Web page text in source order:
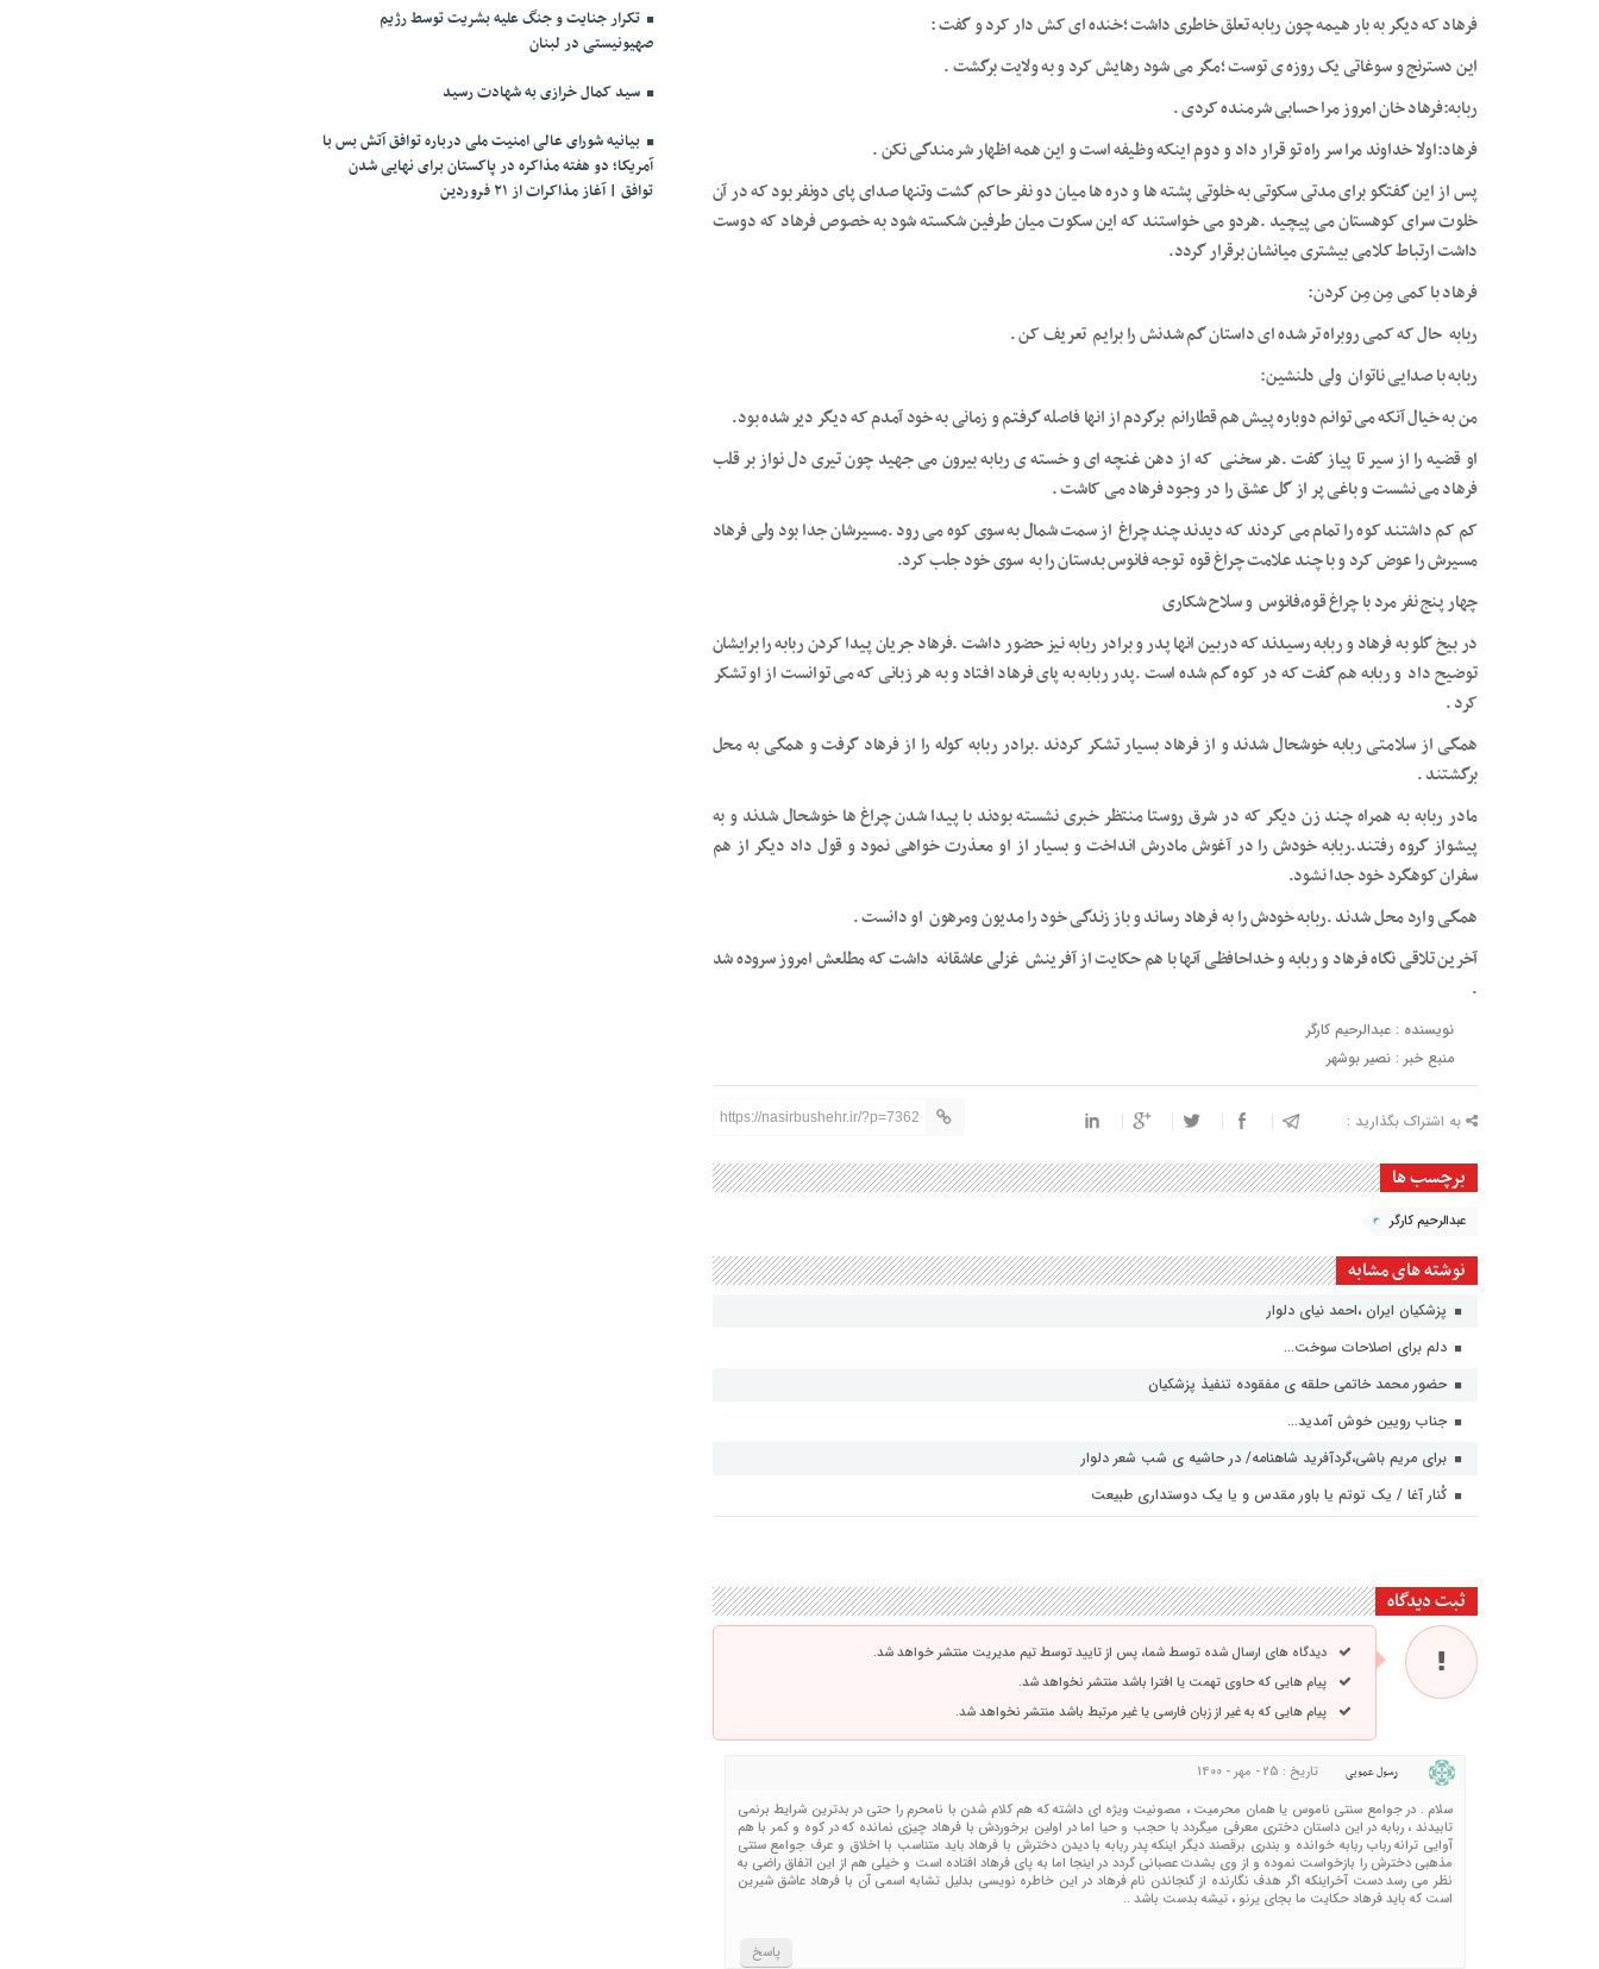
فرهاد که دیگر به بار هیمه چون ربابه تعلق خاطری داشت ؛خنده ای کش دار کرد و گفت :
این دسترنج و سوغاتی یک روزه ی توست ؛مگر می شود رهایش کرد و به ولایت برگشت .
ربابه:فرهاد خان امروز مرا حسابی شرمنده کردی .
فرهاد:اولا خداوند مرا سر راه تو قرار داد و دوم اینکه وظیفه است و این همه اظهار شرمندگی نکن .
پس از این گفتگو برای مدتی سکوتی به خلوتی پشته ها و دره ها میان دو نفر حاکم گشت وتنها صدای پای دو‌نفر بود که در آن
خلوت سرای کوهستان می پیچید .هردو می خواستند که این سکوت میان طرفین شکسته شود به خصوص فرهاد که دوست
داشت ارتباط کلامی بیشتری میانشان برقرار گردد.
فرهاد با کمی مِن مِن کردن:
ربابه حال که کمی روبراه تر شده ای داستان گم شدنش را برایم تعریف کن .
ربابه با صدایی ناتوان ولی دلنشین:
من به خیال آنکه می توانم دوباره پیش هم قطارانم برگردم از انها فاصله گرفتم و زمانی به خود آمدم که دیگر دیر شده بود.
او قضیه را از سیر تا پیاز گفت .هر سخنی که از دهن غنچه ای و خسته ی ربابه بیرون می جهید چون تیری دل نواز بر قلب
فرهاد می نشست و باغی پر از گل عشق را در وجود فرهاد می کاشت .
کم کم داشتند کوه را تمام می کردند که دیدند چند چراغ از سمت شمال به سوی کوه می رود .مسیرشان جدا بود ولی فرهاد
مسیرش را عوض کرد و با چند علامت چراغ قوه توجه فانوس بدستان را به سوی خود جلب کرد.
چهار پنج نفر مرد با چراغ قوه،فانوس و سلاح شکاری
در بیخ گلو به فرهاد و ربابه رسیدند که دربین انها پدر و برادر ربابه نیز حضور داشت .فرهاد جریان پیدا کردن ربابه را برایشان
توضیح داد و ربابه هم گفت که در کوه گم شده است .پدر ربابه به پای فرهاد افتاد و به هر زبانی که می توانست از او تشکر
کرد .
همگی از سلامتی ربابه خوشحال شدند و از فرهاد بسیار تشکر کردند .برادر ربابه کوله را از فرهاد گرفت و همگی به محل
برگشتند .
مادر ربابه به همراه چند زن دیگر که در شرق روستا منتظر خبری نشسته بودند با پیدا شدن چراغ ها خوشحال شدند و به
پیشواز گروه رفتند.ربابه خودش را در آغوش مادرش انداخت و بسیار از او معذرت خواهی نمود و قول داد دیگر از هم
سفران کوهگرد خود جدا نشود.
همگی وارد محل شدند .ربابه خودش را به فرهاد رساند و باز زندگی خود را مدیون و‌مرهون او دانست .
آخرین تلاقی نگاه فرهاد و ربابه و خداحافظی آنها با هم حکایت از آفرینش غزلی عاشقانه داشت که مطلعش امروز سروده شد
.
نویسنده : عبدالرحیم کارگر
منبع خبر : نصیر بوشهر
به اشتراک بگذارید : https://nasirbushehr.ir/?p=7362
برچسب ها
عبدالرحیم کارگر
نوشته های مشابه
پزشکیان ایران ،احمد نیای دلوار
دلم برای اصلاحات سوخت…
حضور محمد خاتمی حلقه ی مفقوده تنفیذ پزشکیان
جناب رویین خوش آمدید…
برای مریم باشی،گردآفرید شاهنامه/ در حاشیه ی شب شعر دلوار
کُنار آغا / یک توتم یا باور مقدس و یا یک دوستداری طبیعت
ثبت دیدگاه
دیدگاه های ارسال شده توسط شما، پس از تایید توسط تیم مدیریت منتشر خواهد شد.
پیام هایی که حاوی تهمت یا افترا باشد منتشر نخواهد شد.
پیام هایی که به غیر از زبان فارسی یا غیر مرتبط باشد منتشر نخواهد شد.
رسول عمویی
تاریخ : 25 - مهر - 1400
سلام . در جوامع سنتی ناموس یا همان محرمیت ، مصونیت ویژه ای داشته که هم کلام شدن با نامحرم را حتی در بدترین شرایط برنمی
تابیدند ، ربابه در این داستان دختری معرفی میگردد با حجب و حیا اما در اولین برخوردش با فرهاد چیزی نمانده که در کوه و کمر با هم
آوایی ترانه رباب ربابه خوانده و بندری برقصند دیگر اینکه پدر ربابه با دیدن دخترش با فرهاد باید متناسب با اخلاق و عرف جوامع سنتی
مذهبی دخترش را بازخواست نموده و از وی بشدت عصبانی گردد در اینجا اما به پای فرهاد افتاده است و خیلی هم از این اتفاق راضی به
نظر می رسد دست آخراینکه اگر هدف نگارنده از گنجاندن نام فرهاد در این خاطره نویسی بدلیل تشابه اسمی آن با فرهاد عاشق شیرین
است که باید فرهاد حکایت ما بجای یرنو ، تیشه بدست باشد ..
پاسخ
تکرار جنایت و جنگ علیه بشریت توسط رژیم
صهیونیستی در لبنان
سید کمال خرازی به شهادت رسید
بیانیه شورای عالی امنیت ملی درباره توافق آتش بس با
آمریکا؛ دو هفته مذاکره در پاکستان برای نهایی شدن
توافق | آغاز مذاکرات از ۲۱ فروردین